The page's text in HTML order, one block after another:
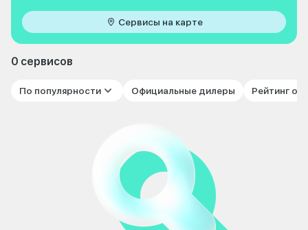
Сервисы на карте
0 сервисов
По популярности Официальные дилеры Рейтинг